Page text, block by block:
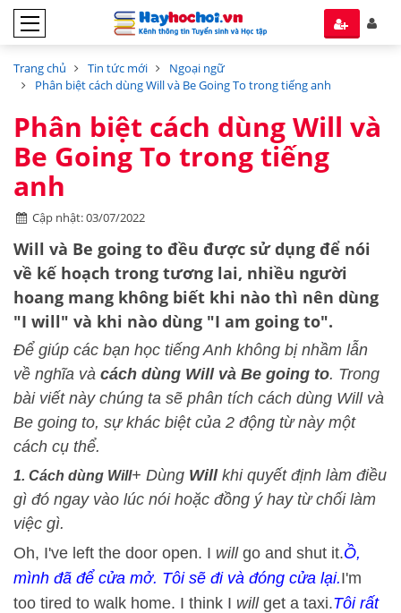
Trang chủ Tin tức mới
Ngoại ngữ
Phân biệt cách dùng Will và Be Going To trong tiếng anh
Phân biệt cách dùng Will và
Be Going To trong tiếng
anh
Cập nhật: 03/07/2022
Will và Be going to đều được sử dụng để nói
về kế hoạch trong tương lai, nhiều người
hoang mang không biết khi nào thì nên dùng
"I will" và khi nào dùng "I am going to".
Để giúp các bạn học tiếng Anh không bị nhầm lẫn
về nghĩa và cách dùng Will và Be going to. Trong
bài viết này chúng ta sẽ phân tích cách dùng Will và
Be going to, sự khác biệt của 2 động từ này một
cách cụ thể.
1. Cách dùng Will+ Dùng Will khi quyết định làm điều
gì đó ngay vào lúc nói hoặc đồng ý hay từ chối làm
việc gì.
Oh, I've left the door open. I willgo and shut it.Ồ,
mình đã để cửa mở. Tôi sẽ đi và đóng cửa lại.I'm
too tired to walk home. I think I willget a taxi.Tôi rất